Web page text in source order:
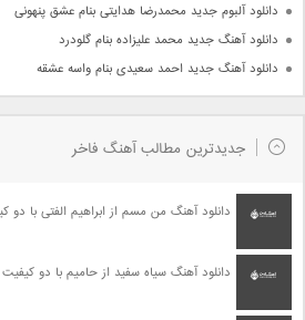
دانلود آلبوم جدید محمدرضا هدایتی بنام عشق پنهونی
دانلود آهنگ جدید محمد علیزاده بنام گلودرد
دانلود آهنگ جدید احمد سعیدی بنام واسه عشقه
جدیدترین مطالب آهنگ فاخر
دانلود آهنگ من مسم از ابراهیم الفتی با دو
دانلود آهنگ سیاه سفید از حامیم با دو کیفیت